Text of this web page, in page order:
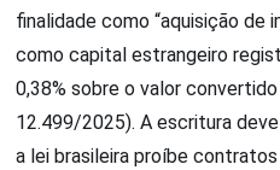
finalidade como “aquisição de
como capital estrangeiro
0,38% sobre o valor
12.499/2025). A escritura
a lei brasileira proíbe